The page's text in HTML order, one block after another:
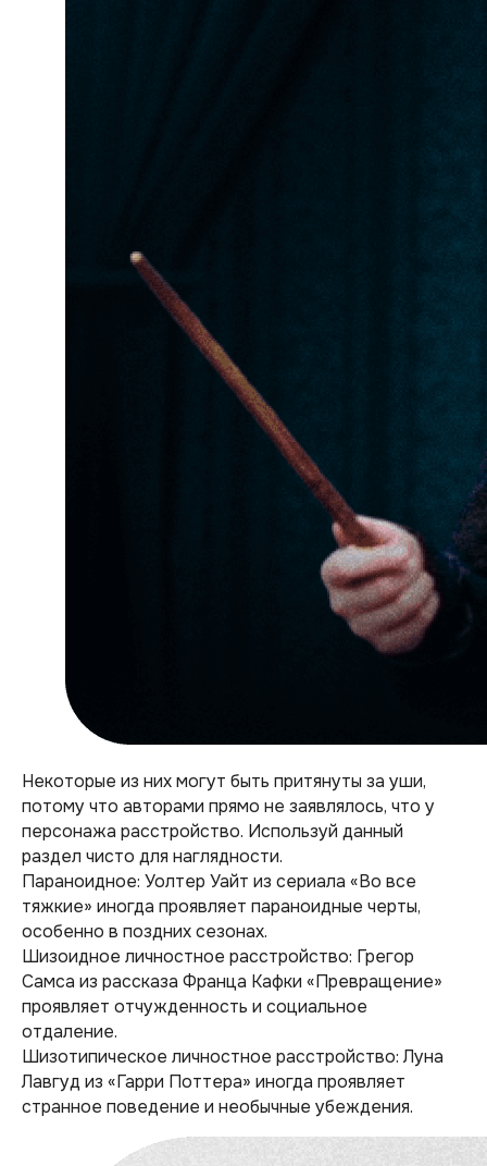
Некоторые из них могут быть притянуты за уши,
потому что авторами прямо не заявлялось, что у
персонажа расстройство. Используй данный
раздел чисто для наглядности.
Параноидное: Уолтер Уайт из сериала «Во все
тяжкие» иногда проявляет параноидные черты,
особенно в поздних сезонах.
Шизоидное личностное расстройство: Грегор
Самса из рассказа Франца Кафки «Превращение»
проявляет отчужденность и социальное
отдаление.
Шизотипическое личностное расстройство: Луна
Лавгуд из «Гарри Поттера» иногда проявляет
странное поведение и необычные убеждения.